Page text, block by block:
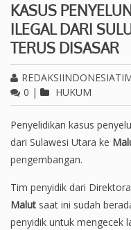
KASUS
ILEGAL DARI
TERUS DISASAR
0 | HUKUM
Penyelidikan kasus
dari Sulawesi Utara ke
pengembangan.
Tim penyidik dari
Malut saat ini sudah
penyidik untuk mengecek